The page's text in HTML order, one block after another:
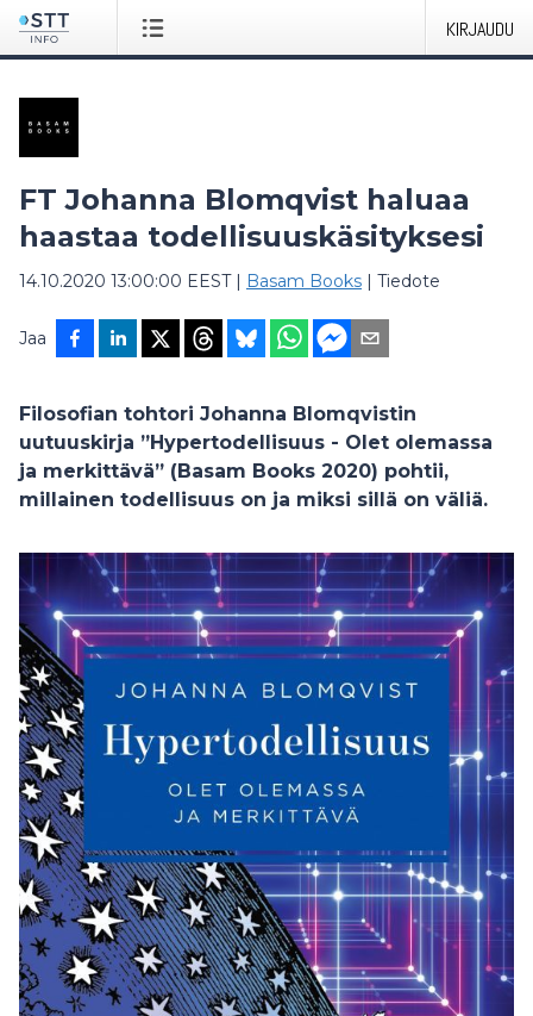
KIRJAUDU
FT Johanna Blomqvist haluaa
haastaa todellisuuskäsityksesi
14.10.2020 13:00:00 EEST| Basam Books | Tiedote
Jaa
Filosofian tohtori Johanna Blomqvistin
uutuuskirja ”Hypertodellisuus - Olet olemassa
ja merkittävä” (Basam Books 2020) pohtii,
millainen todellisuus on ja miksi sillä on väliä.